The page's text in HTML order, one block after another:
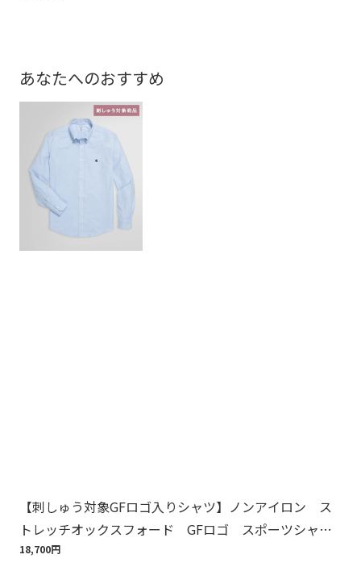
あなたへのおすすめ
【刺しゅう対象GFロゴ入りシャツ】ノンアイロン ス
トレッチオックスフォード GFロゴ スポーツシャ
ツ Regular Fit
18,700円